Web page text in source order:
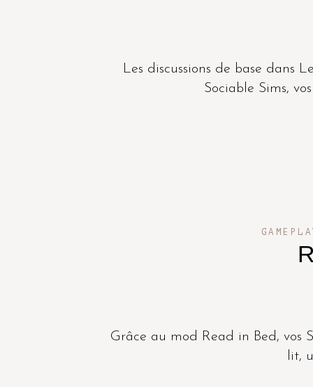
Les discussions de base dans
Sociable Sims,
Grâce au mod Read in Bed, vos
lit,